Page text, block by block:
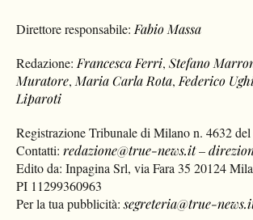
Direttore responsabile:Fabio Massa
Redazione:Francesca Ferri,Stefano
Muratore,Maria Carla Rota,Federico Ughi
Liparoti
Registrazione Tribunale di Milano n. 4632
Contatti:redazione@true-news.it–
Edito da: Inpagina Srl, via Fara 35 20124
PI 11299360963
Per la tua pubblicità:segreteria@true-